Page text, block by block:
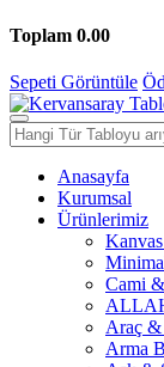
Toplam 0.00
Sepeti Görüntüle
Anasayfa
Kurumsal
Ürünlerimiz
Cami
Araç &
Arma